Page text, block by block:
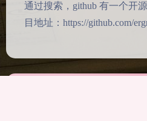
通过搜索，github 有一个开
目地址：https://github.com/